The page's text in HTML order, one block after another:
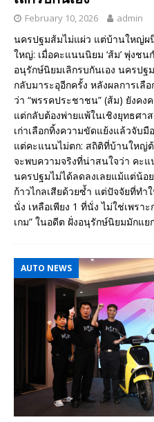
February 10, 2026 admin
นครปฐมส้มไม่แผ่ว แต่บ้านใหญ่ผ
ใหญ่: เมื่อคะแนนนิยม ‘ส้ม’ พุ่งชน
อนุรักษ์นิยมเลิกรบกันเอง นครปฐ
กลับมาระอุอีกครั้ง หลังผลการเ
ว่า “พรรคประชาชน” (ส้ม) ยังค
แต่กลับต้องพ่ายแพ้ในเชิงยุทธศา
เก่าเลือกทิ้งความขัดแย้งแล้วจับ
แต่คะแนนไม่ตก: สถิติที่บ้านใหญ่
จะพบความจริงที่น่าสนใจว่า คะ
นครปฐมไม่ได้ลดลงเลยแม้แต่น้อ
ก้าวไกลเสียด้วยซ้ำ แต่ปัจจัยที่ท
นั่ง เหลือเพียง 1 ที่นั่ง ไม่ใช่เพรา
เกม” ในอดีต ฝั่งอนุรักษ์นิยมมักแ
AUTO NEWS